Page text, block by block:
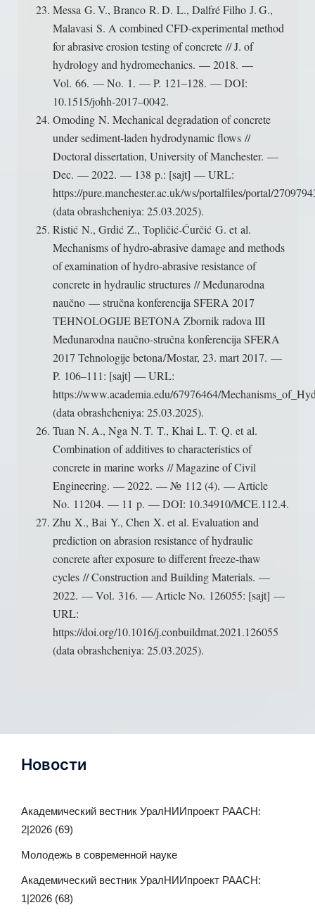
Messa G. V., Branco R. D. L., Dalfré Filho J. G.,
Malavasi S. A combined CFD-experimental method
for abrasive erosion testing of concrete // J. of
hydrology and hydromechanics. — 2018. —
Vol. 66. — No. 1. — P. 121–128. — DOI:
10.1515/johh-2017–0042.
Omoding N. Mechanical degradation of concrete
under sediment-laden hydrodynamic flows //
Doctoral dissertation, University of Manchester. —
Dec. — 2022. — 138 p.: [sajt] — URL:
https://pure.manchester.ac.uk/ws/portalfiles/portal/
(data obrashcheniya: 25.03.2025).
Ristić N., Grdić Z., Topličić-Ćurčić G. et al.
Mechanisms of hydro-abrasive damage and methods
of examination of hydro-abrasive resistance of
concrete in hydraulic structures // Međunarodna
naučno — stručna konferencija SFERA 2017
TEHNOLOGIJE BETONA Zbornik radova III
Međunarodna naučno-stručna konferencija SFERA
2017 Tehnologije betona / Mostar, 23. mart 2017. —
P. 106–111: [sajt] — URL:
https://www.academia.edu/67976464/
(data obrashcheniya: 25.03.2025).
Tuan N. A., Nga N. T. T., Khai L. T. Q. et al.
Combination of additives to characteristics of
concrete in marine works // Magazine of Civil
Engineering. — 2022. — № 112 (4). — Article
No. 11204. — 11 p. — DOI: 10.34910/MCE.112.4.
Zhu X., Bai Y., Chen X. et al. Evaluation and
prediction on abrasion resistance of hydraulic
concrete after exposure to different freeze-thaw
cycles // Construction and Building Materials. —
2022. — Vol. 316. — Article No. 126055: [sajt] —
URL:
https://doi.org/10.1016/j.conbuildmat.2021.126055
(data obrashcheniya: 25.03.2025).
Новости
Академический вестник УралНИИпроект РААСН:
2|2026 (69)
Молодежь в современной науке
Академический вестник УралНИИпроект РААСН:
1|2026 (68)